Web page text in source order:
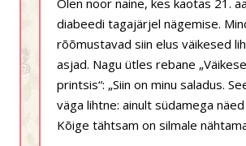
Olen noor naine, kes kaotas 21.
diabeedi tagajärjel nägemise.
rõõmustavad siin elus väikesed
asjad. Nagu ütles rebane
printsis“: „Siin on minu saladus.
väga lihtne: ainult südamega
Kõige tähtsam on silmale